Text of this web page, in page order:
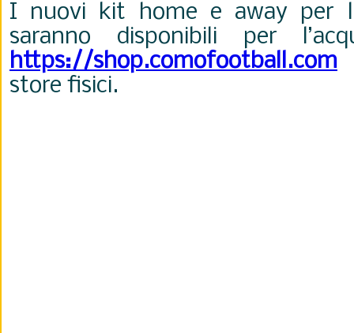
I nuovi kit home e away per
saranno disponibili per
https://shop.comofootball.com
store fisici.